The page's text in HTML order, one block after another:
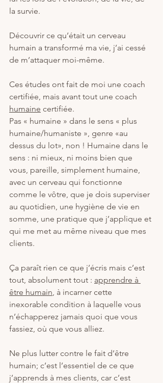
la survie.
Découvrir ce qu’était un cerveau
humain a transformé ma vie, j’ai cessé
de m’attaquer moi-même.
Ces études ont fait de moi une coach
certifiée, mais avant tout une coach
humaine certifiée.
Pas « humaine » dans le sens « plus
humaine/humaniste », genre «au
dessus du lot», non ! Humaine dans le
sens : ni mieux, ni moins bien que
vous, pareille, simplement humaine,
avec un cerveau qui fonctionne
comme le vôtre, que je dois superviser
au quotidien, une hygiène de vie en
somme, une pratique que j’applique et
qui me met au même niveau que mes
clients.
Ça paraît rien ce que j’écris mais c’est
tout, absolument tout : apprendre à
être humain, à incarner cette
inexorable condition à laquelle vous
n’échapperez jamais quoi que vous
fassiez, où que vous alliez.
Ne plus lutter contre le fait d’être
humain; c’est l’essentiel de ce que
j’apprends à mes clients, car c’est